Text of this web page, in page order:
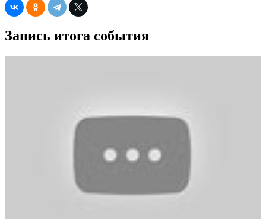
Запись итога события